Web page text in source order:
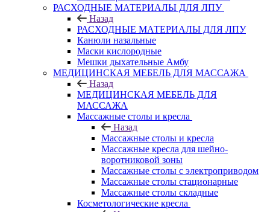
РАСХОДНЫЕ МАТЕРИАЛЫ ДЛЯ ЛПУ
Назад
РАСХОДНЫЕ МАТЕРИАЛЫ ДЛЯ ЛПУ
Канюли назальные
Маски кислородные
Мешки дыхательные Амбу
МЕДИЦИНСКАЯ МЕБЕЛЬ ДЛЯ МАССАЖА
Назад
МЕДИЦИНСКАЯ МЕБЕЛЬ ДЛЯ
МАССАЖА
Массажные столы и кресла
Назад
Массажные столы и кресла
Массажные кресла для шейно-
воротниковой зоны
Массажные столы с электроприводом
Массажные столы стационарные
Массажные столы складные
Косметологические кресла